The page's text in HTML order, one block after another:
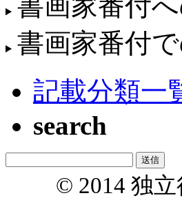
書画家番付
書画家番付
記載分類一
search
© 2014 独